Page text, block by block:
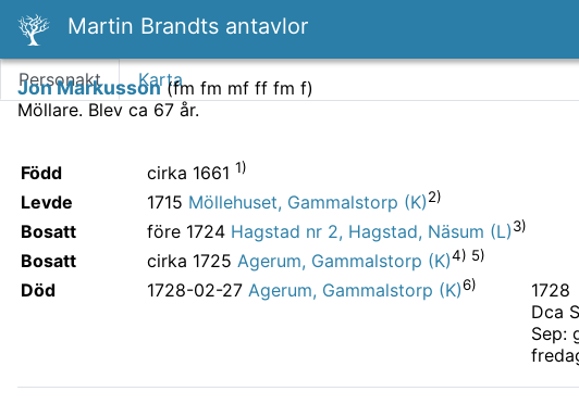
Martin Brandts antavlor
Personakt Karta
Jon Markusson (fm fm mf ff fm f)
Möllare. Blev ca 67 år.
Född cirka 1661 1)
Levde 1715 Möllehuset, Gammalstorp (K)2)
Bosatt före 1724 Hagstad nr 2, Hagstad, Näsum (L)3)
Bosatt cirka 1725 Agerum, Gammalstorp (K)4) 5)
Död 1728-02-27 Agerum, Gammalstorp (K)6)
1728
Dca
Sep: